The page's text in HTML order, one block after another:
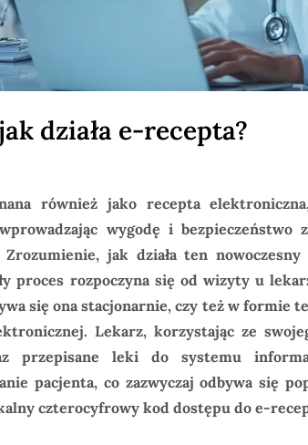
działa e-recepta?
również jako recepta
wygodę i
Zrozumienie, jak działa ten
proces rozpoczyna się od wizyty u
się ona stacjonarnie, czy też w formie
Lekarz, korzystając ze
przepisane leki do systemu
pacjenta, co zazwyczaj odbywa się
czterocyfrowy kod dostępu do e-